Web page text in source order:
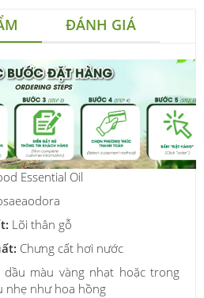
ĐÁNH GIÁ
Essential Oil
Lõi thân gỗ
Chưng cất hơi nước
dầu màu vàng nhạt hoặc trong
nhẹ như hoa hồng